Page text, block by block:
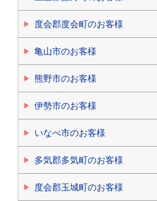
度会郡度会町のお客様
亀山市のお客様
熊野市のお客様
伊勢市のお客様
いなべ市のお客様
多気郡多気町のお客様
度会郡玉城町のお客様